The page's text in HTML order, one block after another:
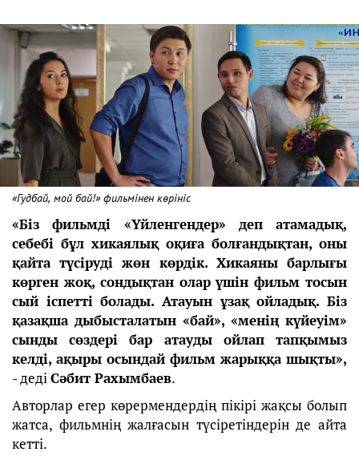
«Гудбай, мой бай!» фильмінен көрініс
«Біз фильмді «Үйленгендер» деп атамадық,
себебі бұл хикаялық оқиға болғандықтан, оны
қайта түсіруді жөн көрдік. Хикаяны барлығы
көрген жоқ, сондықтан олар үшін фильм тосын
сый іспетті болады. Атауын ұзақ ойладық. Біз
қазақша дыбысталатын «бай», «менің күйеуім»
сынды сөздері бар атауды ойлап тапқымыз
келді, ақыры осындай фильм жарыққа шықты»,
- дедіСәбит Рахымбаев.
Авторлар егер көрермендердің пікірі жақсы болып
жатса, фильмнің жалғасын түсіретіндерін де айта
кетті.